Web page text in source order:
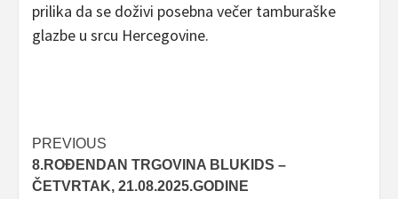
prilika da se doživi posebna večer tamburaške
glazbe u srcu Hercegovine.
Post
navigation
PREVIOUS
8.ROĐENDAN TRGOVINA BLUKIDS –
ČETVRTAK, 21.08.2025.GODINE